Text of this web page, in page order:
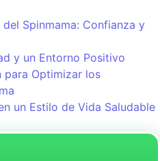
Spinmama: Confianza y
y un Entorno Positivo
Optimizar los
un Estilo de Vida Saludable